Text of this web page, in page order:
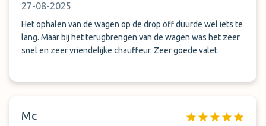
27-08-2025
Het ophalen van de wagen op de drop off duurde wel iets te
lang. Maar bij het terugbrengen van de wagen was het zeer
snel en zeer vriendelijke chauffeur. Zeer goede valet.
Mc